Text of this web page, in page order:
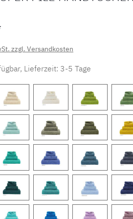
zzgl. Versandkosten
Lieferzeit: 3-5 Tage